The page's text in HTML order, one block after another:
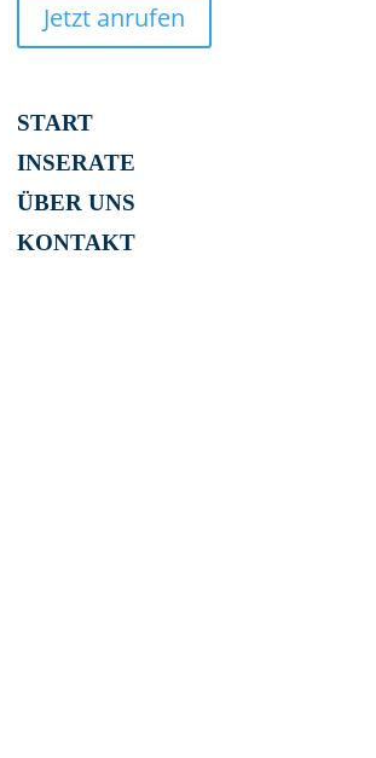
Jetzt anrufen
START
INSERATE
ÜBER UNS
KONTAKT